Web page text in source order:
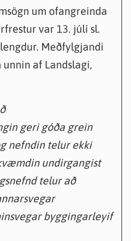
um ofangreinda
var 13. júlí sl.
Meðfylgjandi
af Landslagi,
geri góða grein
nefndin telur ekki
undirgangist
telur að
byggingarleyif